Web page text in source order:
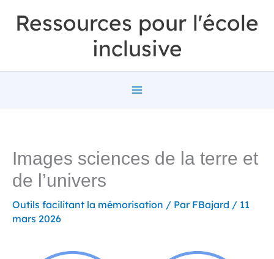
Ressources pour l'école
inclusive
Images sciences de la terre et
de l’univers
Outils facilitant la mémorisation / Par FBajard / 11
mars 2026